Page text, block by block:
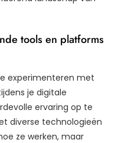
tools en platforms
experimenteren met
je digitale
ervaring op te
diverse technologieën
ze werken, maar